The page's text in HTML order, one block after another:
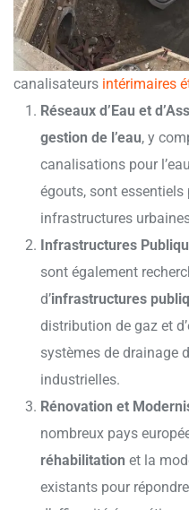
canalisateurs intérimaires
Réseaux d’Eau et
gestion de l’eau, y
canalisations pour
égouts, sont
infrastructures
Infrastructures
sont également
d’infrastructures
distribution de gaz et
systèmes de drainage
industrielles.
Rénovation et
nombreux pays
réhabilitation et la
existants pour